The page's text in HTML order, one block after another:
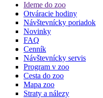
Ideme do zoo
Otváracie hodiny
Návštevnícky poriadok
Novinky
FAQ
Cenník
Návštevnícky servis
Program v zoo
Cesta do zoo
Mapa zoo
Straty a nálezy